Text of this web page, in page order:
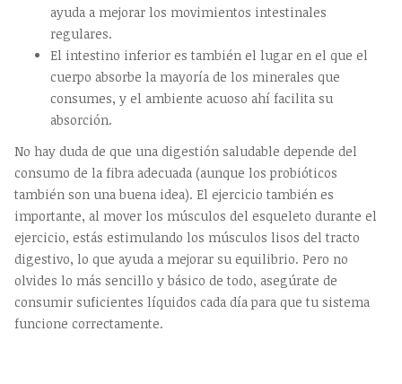
ayuda a mejorar los movimientos intestinales
regulares.
El intestino inferior es también el lugar en el que el
cuerpo absorbe la mayoría de los minerales que
consumes, y el ambiente acuoso ahí facilita su
absorción.
No hay duda de que una digestión saludable depende del
consumo de la fibra adecuada (aunque los probióticos
también son una buena idea). El ejercicio también es
importante, al mover los músculos del esqueleto durante el
ejercicio, estás estimulando los músculos lisos del tracto
digestivo, lo que ayuda a mejorar su equilibrio. Pero no
olvides lo más sencillo y básico de todo, asegúrate de
consumir suficientes líquidos cada día para que tu sistema
funcione correctamente.